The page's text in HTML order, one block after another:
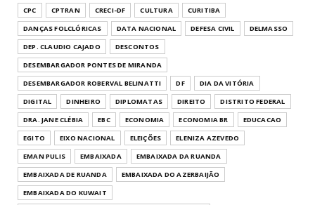
CPC
CPTRAN CRECI-DF CULTURA
CURITIBA
DANÇAS FOLCLÓRICAS
DATA NACIONAL DEFESA CIVIL
DELMASSO
DEP. CLAUDIO CAJADO
DESCONTOS
DESEMBARGADOR PONTES DE MIRANDA
DESEMBARGADOR ROBERVAL BELINATTI
DF
DIA DA VITÓRIA
DIGITAL
DINHEIRO DIPLOMATAS DIREITO
DISTRITO FEDERAL
DRA. JANE CLÉBIA
EBC ECONOMIA ECONOMIA BR
EDUCACAO
EGITO
EIXO NACIONAL ELEIÇÕES
ELENIZA AZEVEDO
EMAN PULIS
EMBAIXADA
EMBAIXADA DA RUANDA
EMBAIXADA DE RUANDA
EMBAIXADA DO AZERBAIJÃO
EMBAIXADA DO KUWAIT